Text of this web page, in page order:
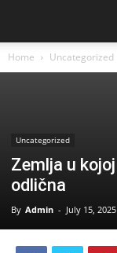
Home Uncategorized
Uncategorized
Zemlja u
odlična
By Admin - July 15, 2025